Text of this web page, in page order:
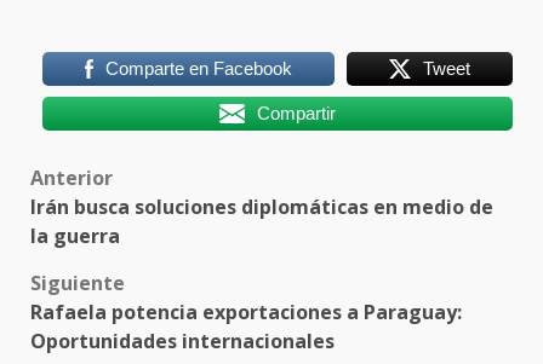
Comparte en Facebook Tweet
Compartir
Post
navigation
Anterior
Irán busca soluciones diplomáticas en medio de
la guerra
Siguiente
Rafaela potencia exportaciones a Paraguay:
Oportunidades internacionales